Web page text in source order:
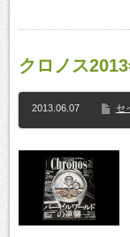
クロノス
2013.06.07 セ